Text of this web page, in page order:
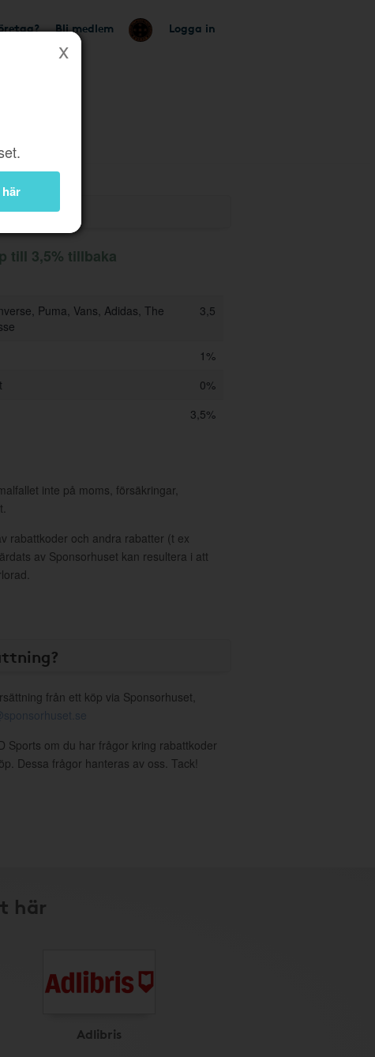
Bli medlem Logga in
till 3,5% tillbaka
Puma, Vans, Adidas, The
3,5
1%
0%
3,5%
inte på moms, försäkringar,
rabattkoder och andra rabatter (t ex
av Sponsorhuset kan resultera i att
från ett köp via Sponsorhuset,
Sports om du har frågor kring rabattkoder
Dessa frågor hanteras av oss. Tack!
här
Adlibris